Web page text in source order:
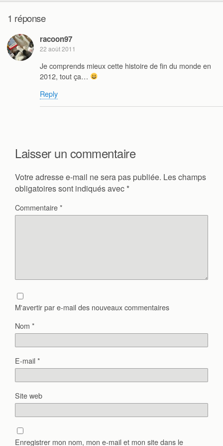
1 réponse
racoon97
22 août 2011
Je comprends mieux cette histoire de fin du monde en
2012, tout ça…
Reply
Laisser un commentaire
Votre adresse e-mail ne sera pas publiée. Les champs
obligatoires sont indiqués avec *
Commentaire*
M'avertir par e-mail des nouveaux commentaires
Nom *
E-mail*
Site web
Enregistrer mon nom, mon e-mail et mon site dans le